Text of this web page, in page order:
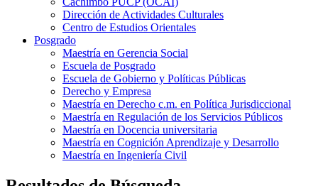
Dirección de Actividades Culturales
Centro de Estudios Orientales
Posgrado
Maestría en Gerencia Social
Escuela de Posgrado
Escuela de Gobierno y Políticas Públicas
Derecho y Empresa
Maestría en Derecho c.m. en Política Jurisdiccional
Maestría en Regulación de los Servicios Públicos
Maestría en Docencia universitaria
Maestría en Cognición Aprendizaje y Desarrollo
Maestría en Ingeniería Civil